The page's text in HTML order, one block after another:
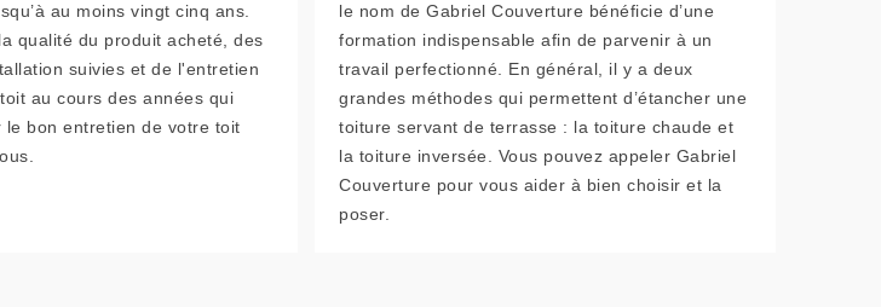
au moins vingt cinq ans.
qualité du produit acheté, des
suivies et de l'entretien
au cours des années qui
le bon entretien de votre toit
le nom de Gabriel Couverture bénéficie d’une
formation indispensable afin de parvenir à un
travail perfectionné. En général, il y a deux
grandes méthodes qui permettent d’étancher une
toiture servant de terrasse : la toiture chaude et
la toiture inversée. Vous pouvez appeler Gabriel
Couverture pour vous aider à bien choisir et la
poser.